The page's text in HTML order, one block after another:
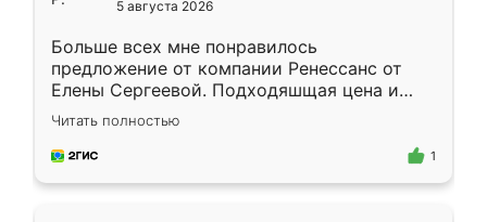
5 августа 2026
Больше всех мне понравилось
предложение от компании Ренессанс от
Елены Сергеевой. Подходяшщая цена и
короткие сроки изготовления. Приехавший
для замера сотрудник Владислав
предложил по моему эскизу самый
Читать полностью
1